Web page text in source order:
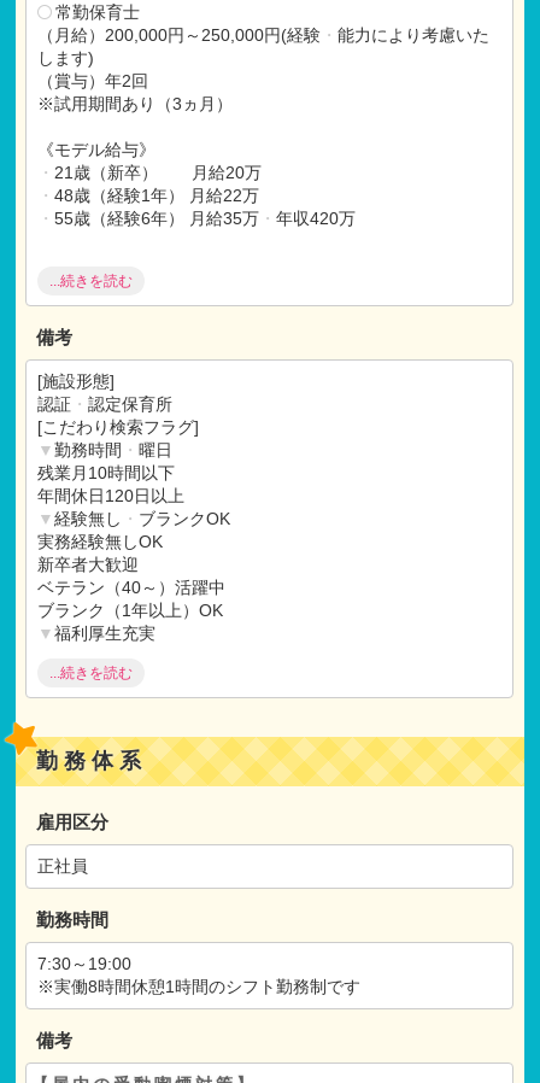
常勤保育士
（月給）200,000円～250,000円(経験・ 能力により考慮いた
します)
（賞与）年2回
※試用期間あり（3ヵ月）
《モデル給与》
・ 21歳（新卒） 月給20万
・ 48歳（経験1年） 月給22万
・ 55歳（経験6年） 月給35万・ 年収420万
【福利厚生】
社会保険完備（健康・厚生・労災・雇用）
昇給年1回（経験
【各種手当】
交通費支給（マイカー通勤可）保育室
円／月
...続きを読む
備考
[施設形態]
認証・ 認定保育所
[こだわり検索フラグ]
▼勤務時間 ・ 曜日
残業月10時間以下
年間休日120日以上
▼経験無し ・ ブランクOK
実務経験無しOK
新卒者大歓迎
ベテラン（40～）活躍中
ブランク（1年以上）OK
▼福利厚生充実
研修制度充実
土曜出勤振替休日
乳児保育（0‐2歳）
英語を生かせる
職員向け給食
...続きを読む
勤務体系
雇用区分
正社員
勤務時間
7:30～19:00
※実働8時間休憩1時間のシフト勤務制です
備考